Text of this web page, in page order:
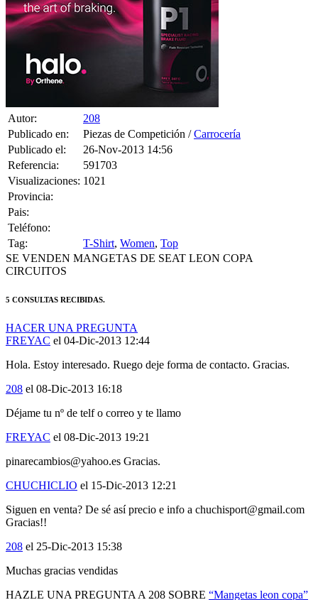
Publicado en:
Piezas de Competición /
Publicado el:
26-Nov-2013 14:56
Referencia:
591703
Visualizaciones:
1021
Provincia:
Pais:
Teléfono:
Tag:
SE VENDEN MANGETAS DE SEAT LEON COPA
CIRCUITOS
FREYAC el 04-Dic-2013 12:44
Hola. Estoy interesado. Ruego deje forma de contacto. Gracias.
208 el 08-Dic-2013 16:18
Déjame tu nº de telf o correo y te llamo
FREYAC el 08-Dic-2013 19:21
pinarecambios@yahoo.es Gracias.
CHUCHICLIO el 15-Dic-2013 12:21
Siguen en venta? De sé así precio e info a chuchisport@gmail.com
Gracias!!
208 el 25-Dic-2013 15:38
Muchas gracias vendidas
HAZLE UNA PREGUNTA A 208 SOBRE